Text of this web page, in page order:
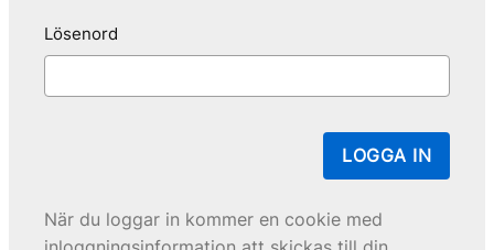
Lösenord
LOGGA IN
När du loggar in kommer en cookie med